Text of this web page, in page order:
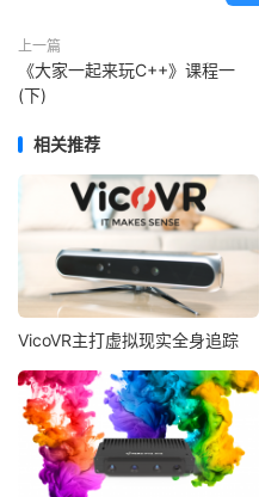
上一篇
《大家一起来玩C++》课程一
(下)
相关推荐
VicoVR主打虚拟现实全身追踪